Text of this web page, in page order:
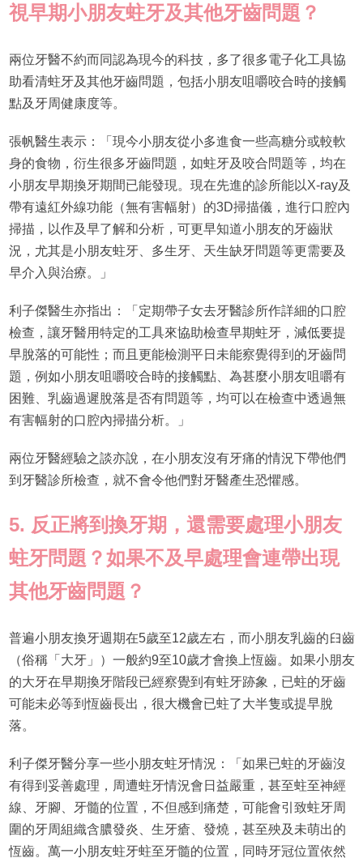
視早期小朋友蛀牙及其他牙齒問題？
兩位牙醫不約而同認為現今的科技，多了很多電子化工具協
助看清蛀牙及其他牙齒問題，包括小朋友咀嚼咬合時的接觸
點及牙周健康度等。
張帆醫生表示：「現今小朋友從小多進食一些高糖分或較軟
身的食物，衍生很多牙齒問題，如蛀牙及咬合問題等，均在
小朋友早期換牙期間已能發現。現在先進的診所能以X-ray及
帶有遠紅外線功能（無有害幅射）的3D掃描儀，進行口腔內
掃描，以作及早了解和分析，可更早知道小朋友的牙齒狀
況，尤其是小朋友蛀牙、多生牙、天生缺牙問題等更需要及
早介入與治療。」
利子傑醫生亦指出：「定期帶子女去牙醫診所作詳細的口腔
檢查，讓牙醫用特定的工具來協助檢查早期蛀牙，減低要提
早脫落的可能性；而且更能檢測平日未能察覺得到的牙齒問
題，例如小朋友咀嚼咬合時的接觸點、為甚麼小朋友咀嚼有
困難、乳齒過遲脫落是否有問題等，均可以在檢查中透過無
有害幅射的口腔內掃描分析。」
兩位牙醫經驗之談亦說，在小朋友沒有牙痛的情況下帶他們
到牙醫診所檢查，就不會令他們對牙醫產生恐懼感。
5. 反正將到換牙期，還需要處理小朋友
蛀牙問題？如果不及早處理會連帶出現
其他牙齒問題？
普遍小朋友換牙週期在5歲至12歲左右，而小朋友乳齒的𦥑齒
（俗稱「大牙」）一般約9至10歲才會換上恆齒。如果小朋友
的大牙在早期換牙階段已經察覺到有蛀牙跡象，已蛀的牙齒
可能未必等到恆齒長出，很大機會已蛀了大半隻或提早脫
落。
利子傑牙醫分享一些小朋友蛀牙情況：「如果已蛀的牙齒沒
有得到妥善處理，周遭蛀牙情況會日益嚴重，甚至蛀至神經
線、牙腳、牙髓的位置，不但感到痛楚，可能會引致蛀牙周
圍的牙周組織含膿發炎、生牙瘡、發燒，甚至殃及未萌出的
恆齒。萬一小朋友蛀牙蛀至牙髓的位置，同時牙冠位置依然